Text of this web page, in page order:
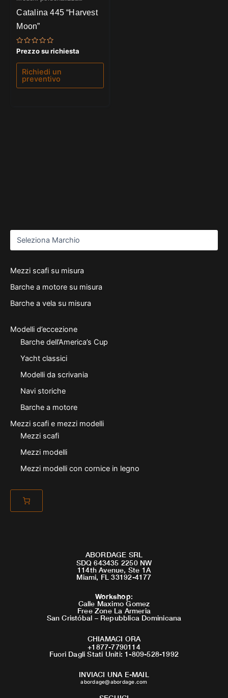
Mezzi scafi su misura
Barche a motore su misura
Barche a vela su misura
Modelli d’eccezione
Barche dell’America’s Cup
Yacht classici
Modelli da scrivania
Navi storiche
Barche a motore
Mezzi scafi e mezzi modelli
Mezzi scafi
Mezzi modelli
Mezzi modelli con cornice in legno
Catalina 445 “Harvest
Moon”
Valutato
0
su
Prezzo su richiesta
Richiedi un
preventivo
ABORDAGE SRL
SDQ 643435 2250 NW
114th Avenue, Ste 1A
Miami, FL 33192-4177
Workshop:
Calle Maximo Gomez
Free Zone La Armeria
San Cristóbal – Repubblica Dominicana
CHIAMACI ORA
+1877-7790114
Fuori Dagli Stati Uniti: 1-809-528-1992
INVIACI UNA E-MAIL
abordage@abordage.com